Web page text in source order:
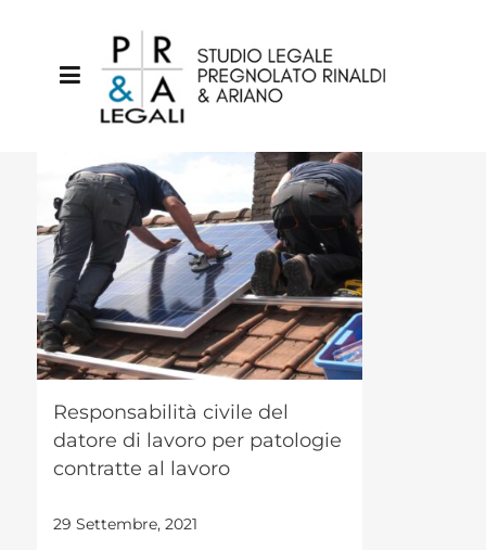
Responsabilità civile del
datore di lavoro per patologie
contratte al lavoro
29 Settembre, 2021